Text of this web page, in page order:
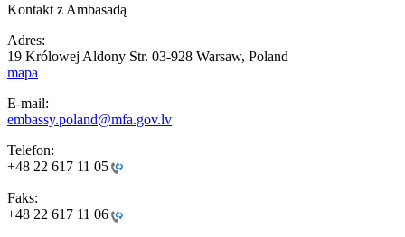
Kontakt z Ambasadą
Adres:
19 Królowej Aldony Str. 03-928 Warsaw, Poland
mapa
E-mail:
embassy.poland@mfa.gov.lv
Telefon:
+48 22 617 11 05
Faks:
+48 22 617 11 06